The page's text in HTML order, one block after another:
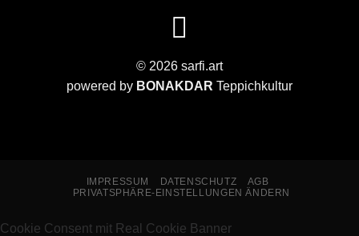
© 2026 sarfi.art
powered by BONAKDAR Teppichkultur
IMPRESSUM DATENSCHUTZ
AGB
PRIVATSPHÄRE-EINSTELLUNGEN ÄNDERN
Cookie Consent mit Real Cookie Banner